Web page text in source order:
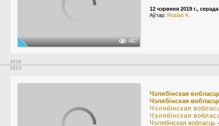
487
12 чэрвеня 2019 г., серада
Аўтар: Ruslan K.
2019
2013
Чэлябінская
Чэлябінская
Чэлябінская
Чэлябінская
Чэлябінская вобласць